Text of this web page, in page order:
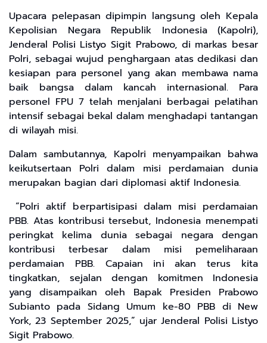
Upacara pelepasan dipimpin langsung oleh Kepala
Kepolisian Negara Republik Indonesia (Kapolri),
Jenderal Polisi Listyo Sigit Prabowo, di markas besar
Polri, sebagai wujud penghargaan atas dedikasi dan
kesiapan para personel yang akan membawa nama
baik bangsa dalam kancah internasional. Para
personel FPU 7 telah menjalani berbagai pelatihan
intensif sebagai bekal dalam menghadapi tantangan
di wilayah misi.
Dalam sambutannya, Kapolri menyampaikan bahwa
keikutsertaan Polri dalam misi perdamaian dunia
merupakan bagian dari diplomasi aktif Indonesia.
“Polri aktif berpartisipasi dalam misi perdamaian
PBB. Atas kontribusi tersebut, Indonesia menempati
peringkat kelima dunia sebagai negara dengan
kontribusi terbesar dalam misi pemeliharaan
perdamaian PBB. Capaian ini akan terus kita
tingkatkan, sejalan dengan komitmen Indonesia
yang disampaikan oleh Bapak Presiden Prabowo
Subianto pada Sidang Umum ke-80 PBB di New
York, 23 September 2025,” ujar Jenderal Polisi Listyo
Sigit Prabowo.